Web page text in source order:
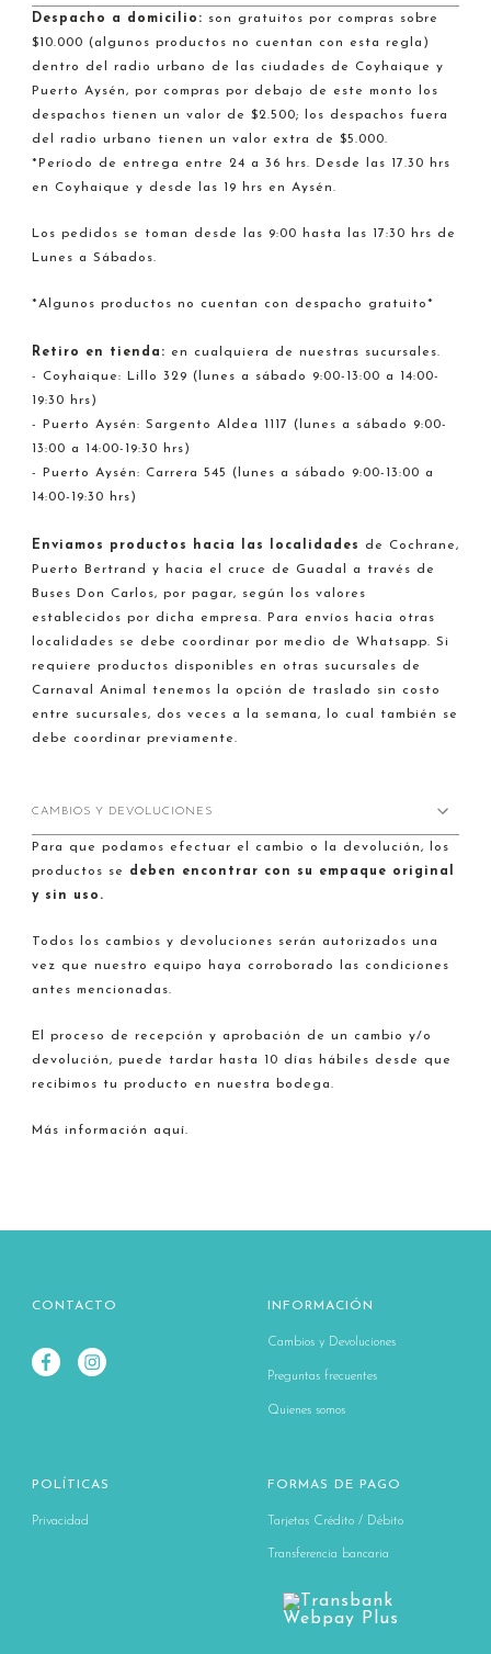
Despacho a domicilio: son gratuitos por compras sobre
$10.000 (algunos productos no cuentan con esta regla)
dentro del radio urbano de las ciudades de Coyhaique y
Puerto Aysén, por compras por debajo de este monto los
despachos tienen un valor de $2.500; los despachos fuera
del radio urbano tienen un valor extra de $5.000.
*Período de entrega entre 24 a 36 hrs. Desde las 17.30 hrs
en Coyhaique y desde las 19 hrs en Aysén.
Los pedidos se toman desde las 9:00 hasta las 17:30 hrs de
Lunes a Sábados.
*Algunos productos no cuentan con despacho gratuito*
Retiro en tienda: en cualquiera de nuestras sucursales.
- Coyhaique: Lillo 329 (lunes a sábado 9:00-13:00 a 14:00-
19:30 hrs)
- Puerto Aysén: Sargento Aldea 1117 (lunes a sábado 9:00-
13:00 a 14:00-19:30 hrs)
- Puerto Aysén: Carrera 545 (lunes a sábado 9:00-13:00 a
14:00-19:30 hrs)
Enviamos productos hacia las localidades de Cochrane,
Puerto Bertrand y hacia el cruce de Guadal a través de
Buses Don Carlos, por pagar, según los valores
establecidos por dicha empresa. Para envíos hacia otras
localidades se debe coordinar por medio de Whatsapp. Si
requiere productos disponibles en otras sucursales de
Carnaval Animal tenemos la opción de traslado sin costo
entre sucursales, dos veces a la semana, lo cual también se
debe coordinar previamente.
CAMBIOS Y DEVOLUCIONES
Para que podamos efectuar el cambio o la devolución, los
productos se deben encontrar con su empaque original
y sin uso.
Todos los cambios y devoluciones serán autorizados una
vez que nuestro equipo haya corroborado las condiciones
antes mencionadas.
El proceso de recepción y aprobación de un cambio y/o
devolución, puede tardar hasta 10 días hábiles desde que
recibimos tu producto en nuestra bodega.
Más información aquí.
CONTACTO INFORMACIÓN
Cambios y Devoluciones
Preguntas frecuentes
Quienes somos
POLÍTICAS
Privacidad
FORMAS DE PAGO
Tarjetas Crédito / Débito
Transferencia bancaria